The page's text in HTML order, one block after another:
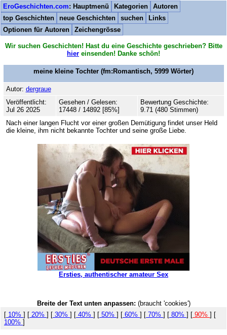
EroGeschichten.com: Hauptmenü Kategorien
Autoren
top Geschichten
neue Geschichten suchen
Links
Optionen für Autoren
Zeichengrösse
Wir suchen Geschichten! Hast du eine Geschichte geschrieben? Bitte
hier einsenden! Danke schön!
meine kleine Tochter (fm:Romantisch, 5999 Wörter)
Autor: dergraue
Veröffentlicht:
Jul 26 2025
Gesehen / Gelesen:
17448 / 14892 [85%]
Bewertung Geschichte:
9.71 (480 Stimmen)
Nach einer langen Flucht vor einer großen Demütigung findet unser Held
die kleine, ihm nicht bekannte Tochter und seine große Liebe.
Ersties, authentischer amateur Sex
Breite der Text unten anpassen: (braucht 'cookies')
[ 10% ] [ 20% ] [ 30% ] [ 40% ] [ 50% ] [ 60% ] [ 70% ] [ 80% ] [ 90% ] [
100% ]